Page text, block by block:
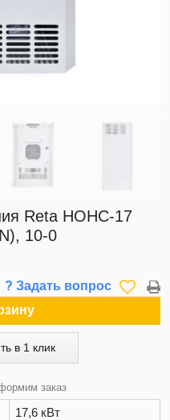
Reta НОНС-17
10-0
? Задать вопрос favorite_border
в 1 клик
заказ
17,6 кВт